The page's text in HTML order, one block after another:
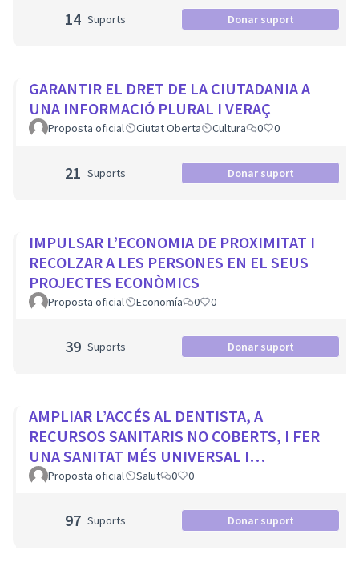
14 Suports Donar suport
GARANTIR EL DRET DE LA CIUTADANIA A
UNA INFORMACIÓ PLURAL I VERAÇ
Proposta oficial Ciutat Oberta Cultura 0 0
21 Suports Donar suport
IMPULSAR L’ECONOMIA DE PROXIMITAT I
RECOLZAR A LES PERSONES EN EL SEUS
PROJECTES ECONÒMICS
Proposta oficial Economía 0 0
39 Suports Donar suport
AMPLIAR L’ACCÉS AL DENTISTA, A
RECURSOS SANITARIS NO COBERTS, I FER
UNA SANITAT MÉS UNIVERSAL I
EQUITATIVA
Proposta oficial Salut 0 0
97 Suports Donar suport